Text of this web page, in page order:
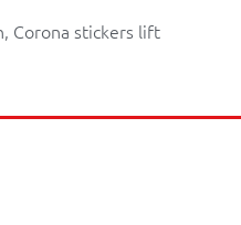
, Corona stickers lift